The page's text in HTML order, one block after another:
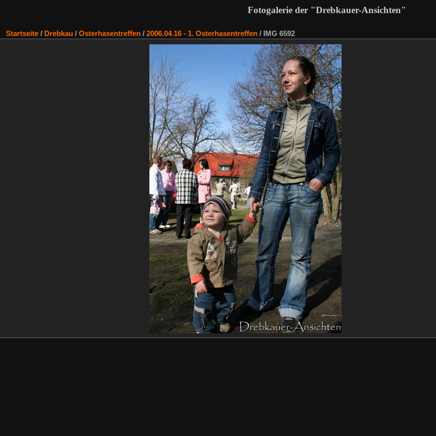
Fotogalerie der "Drebkauer-Ansichten"
Startseite / Drebkau / Osterhasentreffen / 2006.04.16 - 1. Osterhasentreffen / IMG 6592